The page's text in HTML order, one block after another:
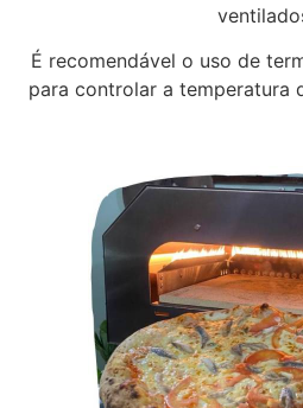
É recomendável o uso de
para controlar a temperatura